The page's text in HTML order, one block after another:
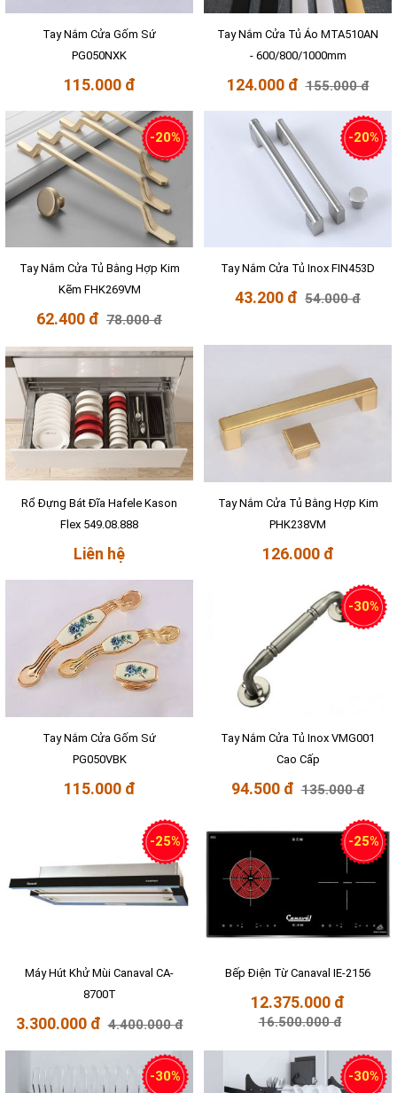
Tay Nắm Cửa Gốm Sứ
PG050NXK
115.000 đ
Tay Nắm Cửa Tủ Áo MTA510AN
- 600/800/1000mm
124.000 đ 155.000 đ
-20%
Tay Nắm Cửa Tủ Bằng Hợp Kim
Kẽm FHK269VM
62.400 đ 78.000 đ
-20%
Tay Nắm Cửa Tủ Inox FIN453D
43.200 đ 54.000 đ
Rổ Đựng Bát Đĩa Hafele Kason
Flex 549.08.888
Liên hệ
Tay Nắm Cửa Tủ Bằng Hợp Kim
PHK238VM
126.000 đ
Tay Nắm Cửa Gốm Sứ
PG050VBK
115.000 đ
-30%
Tay Nắm Cửa Tủ Inox VMG001
Cao Cấp
94.500 đ 135.000 đ
-25%
Máy Hút Khử Mùi Canaval CA-
8700T
3.300.000 đ 4.400.000 đ
-25%
Bếp Điện Từ Canaval IE-2156
12.375.000 đ
16.500.000 đ
-30% -30%